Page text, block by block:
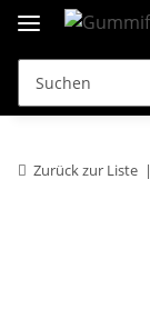
Zurück zur Liste